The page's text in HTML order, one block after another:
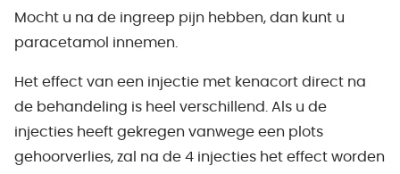
Mocht u na de ingreep pijn hebben, dan kunt u
paracetamol innemen.
Het effect van een injectie met kenacort direct na
de behandeling is heel verschillend. Als u de
injecties heeft gekregen vanwege een plots
gehoorverlies, zal na de 4 injecties het effect worden